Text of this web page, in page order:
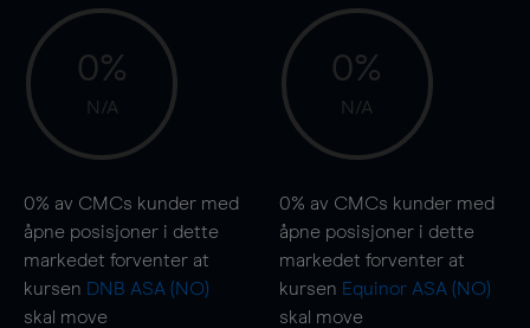
0%
N/A
0% av CMCs kunder med
åpne posisjoner i dette
markedet forventer at
kursen DNB ASA (NO)
skal move
0%
N/A
0% av CMCs kunder med
åpne posisjoner i dette
markedet forventer at
kursen Equinor ASA (NO)
skal move